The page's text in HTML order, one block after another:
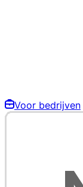
Voor bedrijven